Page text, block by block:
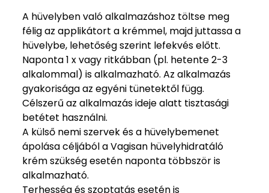
A hüvelyben való alkalmazáshoz töltse meg
félig az applikátort a krémmel, majd juttassa a
hüvelybe, lehetőség szerint lefekvés előtt.
Naponta 1 x vagy ritkábban (pl. hetente 2-3
alkalommal) is alkalmazható. Az alkalmazás
gyakorisága az egyéni tünetektől függ.
Célszerű az alkalmazás ideje alatt tisztasági
betétet használni.
A külső nemi szervek és a hüvelybemenet
ápolása céljából a Vagisan hüvelyhidratáló
krém szükség esetén naponta többször is
alkalmazható.
Terhesség és szoptatás esetén is